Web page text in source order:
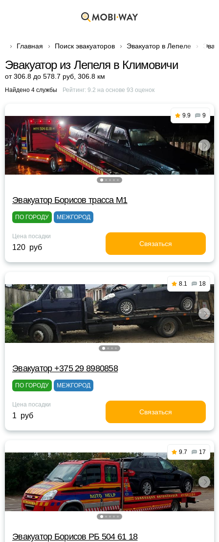
Главная Поиск эвакуаторов Эвакуатор в Лепеле
Эвакуатор из Лепеля в Климовичи
от 306.8 до 578.7 руб 306.8 км
Найдено 4 службы Рейтинг: 9.2 на основе 93 оценок
9.9 9
Эвакуатор Борисов трасса М1
ПО ГОРОДУ МЕЖГОРОД
Цена посадки
120 руб Связаться
8.1 18
Эвакуатор +375 29 8980858
ПО ГОРОДУ МЕЖГОРОД
Цена посадки
1 руб Связаться
9.7 17
Эвакуатор Борисов РБ 504 61 18